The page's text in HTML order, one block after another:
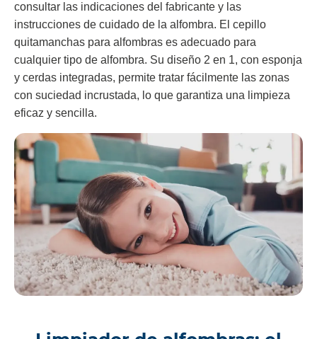
consultar las indicaciones del fabricante y las
instrucciones de cuidado de la alfombra. El cepillo
quitamanchas para alfombras es adecuado para
cualquier tipo de alfombra. Su diseño 2 en 1, con esponja
y cerdas integradas, permite tratar fácilmente las zonas
con suciedad incrustada, lo que garantiza una limpieza
eficaz y sencilla.